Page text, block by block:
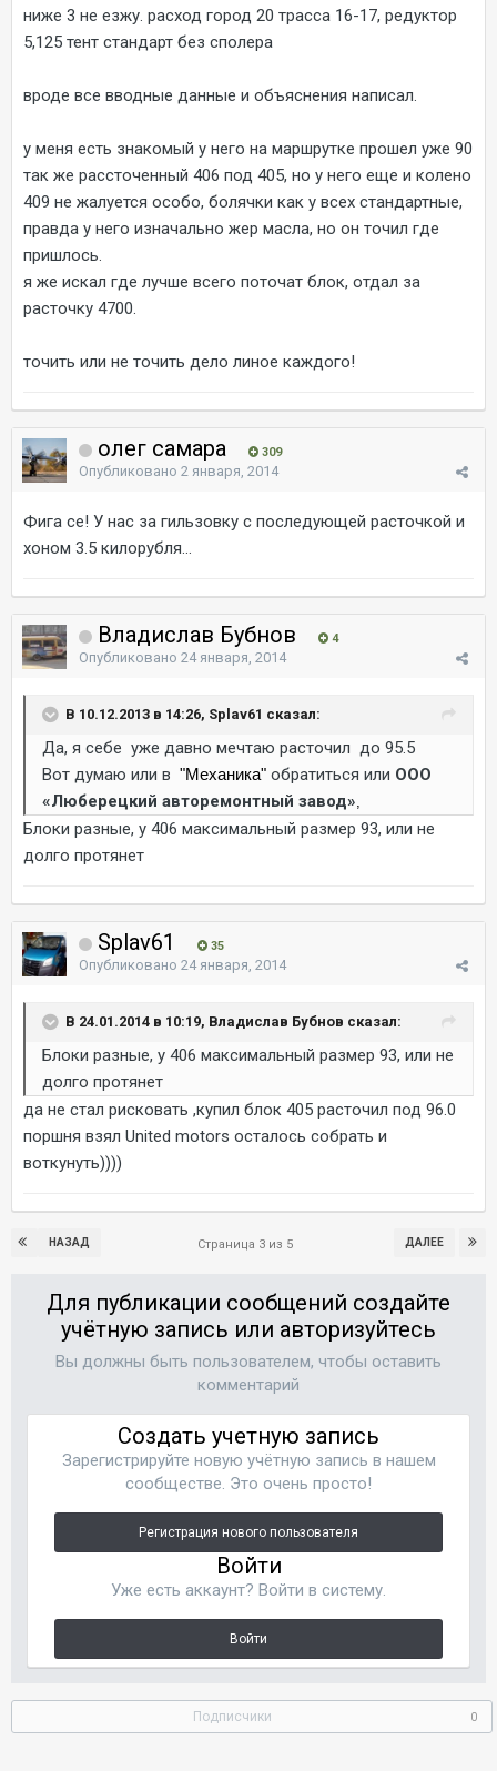
ниже 3 не езжу. расход город 20 трасса 16-17, редуктор
5,125 тент стандарт без сполера
вроде все вводные данные и объяснения написал.
у меня есть знакомый у него на маршрутке прошел уже 90
так же рассточенный 406 под 405, но у него еще и колено
409 не жалуется особо, болячки как у всех стандартные,
правда у него изначально жер масла, но он точил где
пришлось.
я же искал где лучше всего поточат блок, отдал за
расточку 4700.
точить или не точить дело линое каждого!
олег самара 309
Опубликовано 2 января, 2014
Фига се! У нас за гильзовку с последующей расточкой и
хоном 3.5 килорубля...
Владислав Бубнов 4
Опубликовано 24 января, 2014
В 10.12.2013 в 14:26, Splav61 сказал:
Да, я себе уже давно мечтаю расточил до 95.5
Вот думаю или в "Механика" обратиться или ООО
«Люберецкий авторемонтный завод»,
Блоки разные, у 406 максимальный размер 93, или не
долго протянет
Splav61 35
Опубликовано 24 января, 2014
В 24.01.2014 в 10:19, Владислав Бубнов сказал:
Блоки разные, у 406 максимальный размер 93, или не
долго протянет
да не стал рисковать ,купил блок 405 расточил под 96.0
поршня взял United motors осталось собрать и
воткунуть))))
НАЗАД ДАЛЕЕ
Страница 3 из 5
Для публикации сообщений создайте
учётную запись или авторизуйтесь
Вы должны быть пользователем, чтобы оставить
комментарий
Создать учетную запись
Зарегистрируйте новую учётную запись в нашем
сообществе. Это очень просто!
Регистрация нового пользователя
Войти
Уже есть аккаунт? Войти в систему.
Войти
Подписчики 0